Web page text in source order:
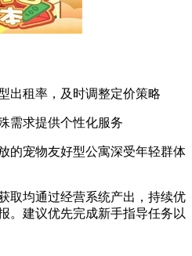
出租率，及时调整定价策略
需求提供个性化服务
的宠物友好型公寓深受年轻群体
取均通过经营系统产出，持续优
。建议优先完成新手指导任务以